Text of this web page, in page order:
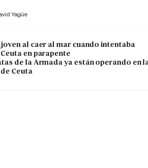
Yagüe
al caer al mar cuando intentaba
en parapente
de la Armada ya están operando en
Ceuta